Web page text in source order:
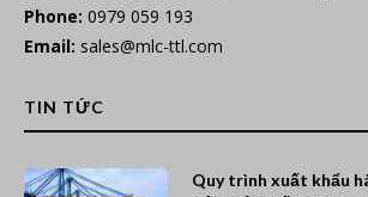
Phone: 0979 059 193
Email: sales@mlc-ttl.com
TIN TỨC
Quy trình xuất khẩu